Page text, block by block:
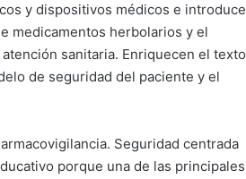
y dispositivos médicos e introduce
medicamentos herbolarios y el
sanitaria. Enriquecen el texto
de seguridad del paciente y el
Seguridad centrada
porque una de las principales